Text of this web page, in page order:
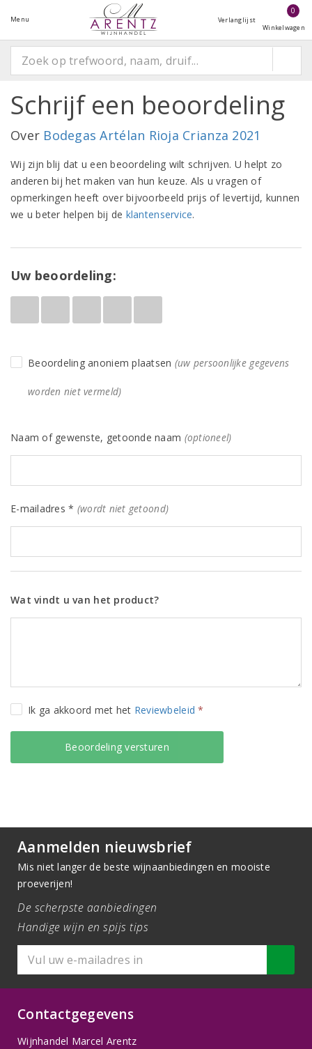
Menu Verlanglijst
0
Winkelwagen
Schrijf een beoordeling
Over Bodegas Artélan Rioja Crianza 2021
Wij zijn blij dat u een beoordeling wilt schrijven. U helpt zo
anderen bij het maken van hun keuze. Als u vragen of
opmerkingen heeft over bijvoorbeeld prijs of levertijd, kunnen
we u beter helpen bij de klantenservice.
Uw beoordeling:
Beoordeling anoniem plaatsen (uw persoonlijke gegevens
worden niet vermeld)
Naam of gewenste, getoonde naam (optioneel)
E-mailadres * (wordt niet getoond)
Wat vindt u van het product?
Ik ga akkoord met het Reviewbeleid *
Aanmelden nieuwsbrief
Mis niet langer de beste wijnaanbiedingen en mooiste
proeverijen!
De scherpste aanbiedingen
Handige wijn en spijs tips
Contactgegevens
Wijnhandel Marcel Arentz